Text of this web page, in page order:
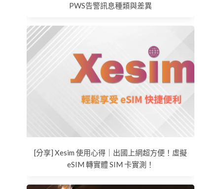
PWS告警訊息種類與差異
[分享] Xesim 使用心得｜出國上網超方便！虛擬
eSIM 轉實體 SIM 卡實測！